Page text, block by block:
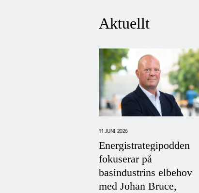
Aktuellt
11 JUNI, 2026
Energistrategipodden
fokuserar på
basindustrins elbehov
med Johan Bruce,